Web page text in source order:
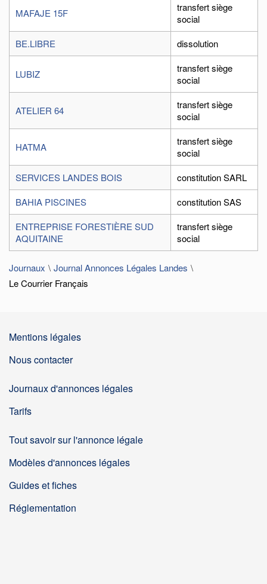
MAFAJE 15F
transfert siège
social
BE.LIBRE
dissolution
LUBIZ
transfert siège
social
ATELIER 64
transfert siège
social
HATMA
transfert siège
social
SERVICES LANDES BOIS
constitution SARL
BAHIA PISCINES
constitution SAS
ENTREPRISE FORESTIÈRE SUD
AQUITAINE
transfert siège
social
Journaux
Journal Annonces Légales Landes
Le Courrier Français
Mentions légales
Nous contacter
Journaux d'annonces légales
Tarifs
Tout savoir sur l'annonce légale
Modèles d'annonces légales
Guides et fiches
Réglementation